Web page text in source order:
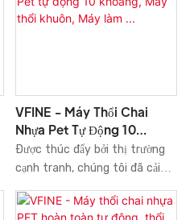
Chúng tôi phát triển Máy thổi
khuôn chai nhựa Pet, Máy ép
hợp tất cả các nguyên liệu thô
chất lượng cao với hiệu suất
tuyệt vời và ổn định. Bằng
cách này, chúng tôi đảm bảo
rằng sản phẩm này sở hữu
nhiều tính năng. Hơn nữa, vẻ
VFINE - Máy Thổi Chai
Nhựa Pet Tự Động 10
Khoang, Máy Thổi Khuôn,
Máy Làm ...
Được thúc đẩy bởi thị trường
cạnh tranh, chúng tôi đã cải
tiến công nghệ và thành thạo
trong việc ứng dụng công nghệ